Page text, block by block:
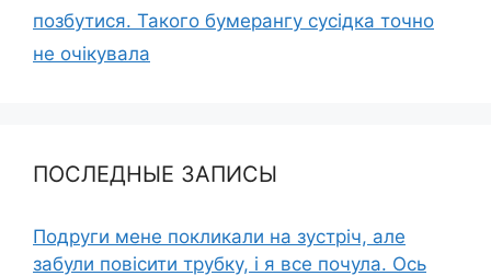
позбутися. Такого бумерангу сусідка точно
не очікувала
ПОСЛЕДНЫЕ ЗАПИСЫ
Подруги мене покликали на зустріч, але
забули повісити трубку, і я все почула. Ось